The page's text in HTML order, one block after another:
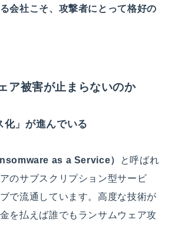
会社こそ、攻撃者にとって格好の
ア被害が止まらないのか
化」が進んでいる
as a Service）
と呼ばれ
のサブスクリプション型サービ
で流通しています。高度な技術が
を払えば誰でもランサムウェア攻